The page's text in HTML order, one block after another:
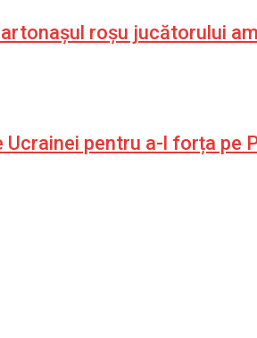
roșu jucătorului
pentru a-l forța pe